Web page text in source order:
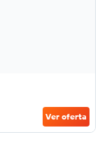
Ver oferta